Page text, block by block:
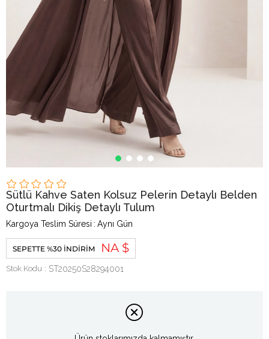
Sütlü Kahve Saten Kolsuz Pelerin Detaylı Belden
Oturtmalı Dikiş Detaylı Tulum
Kargoya Teslim Süresi : Aynı Gün
SEPETTE %30 İNDIRIM NA $
Stok Kodu ST20250S28294001